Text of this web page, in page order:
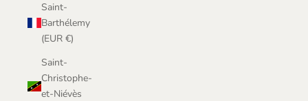
Saint-
Barthélemy
(EUR €)
Saint-
Christophe-
et-Niévès